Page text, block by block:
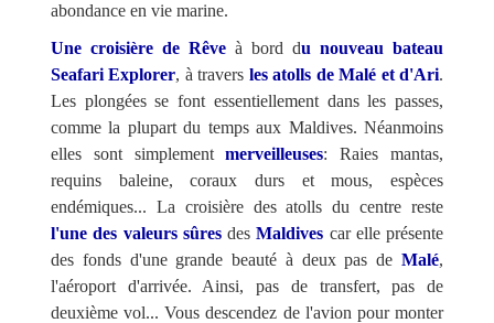
abondance en vie marine.
Une croisière de Rêve à bord du nouveau bateau
Seafari Explorer, à travers les atolls de Malé et d'Ari.
Les plongées se font essentiellement dans les passes,
comme la plupart du temps aux Maldives. Néanmoins
elles sont simplementmerveilleuses: Raies mantas,
requins baleine, coraux durs et mous, espèces
endémiques... La croisière des atolls du centre reste
l'une des valeurs sûresdesMaldives car elle présente
des fonds d'une grande beauté à deux pas de Malé,
l'aéroport d'arrivée. Ainsi, pas de transfert, pas de
deuxième vol... Vous descendez de l'avion pour monter